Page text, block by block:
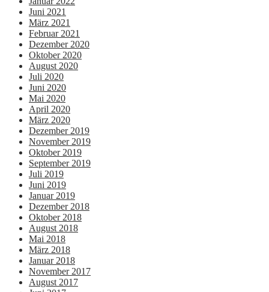
Juni 2021
März 2021
Februar 2021
Dezember 2020
Oktober 2020
August 2020
Juli 2020
Juni 2020
Mai 2020
April 2020
März 2020
Dezember 2019
November 2019
Oktober 2019
September 2019
Juli 2019
Juni 2019
Januar 2019
Dezember 2018
Oktober 2018
August 2018
Mai 2018
März 2018
Januar 2018
November 2017
August 2017